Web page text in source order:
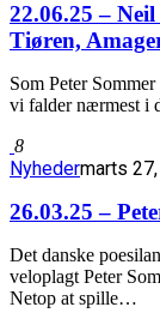
22.06.25 –
Tiøren,
Som Peter
vi falder nærmest i
8
Nyhedermarts
26.03.25 –
Det danske
veloplagt Peter
Netop at spille…